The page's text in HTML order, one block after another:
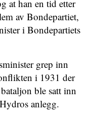
at han en tid etter
av Bondepartiet,
i Bondepartiets
grep inn
i 1931 der
ble satt inn
anlegg.